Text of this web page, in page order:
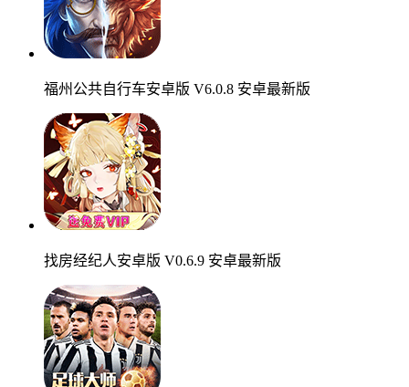
福州公共自行车安卓版 V6.0.8 安卓最新版
找房经纪人安卓版 V0.6.9 安卓最新版